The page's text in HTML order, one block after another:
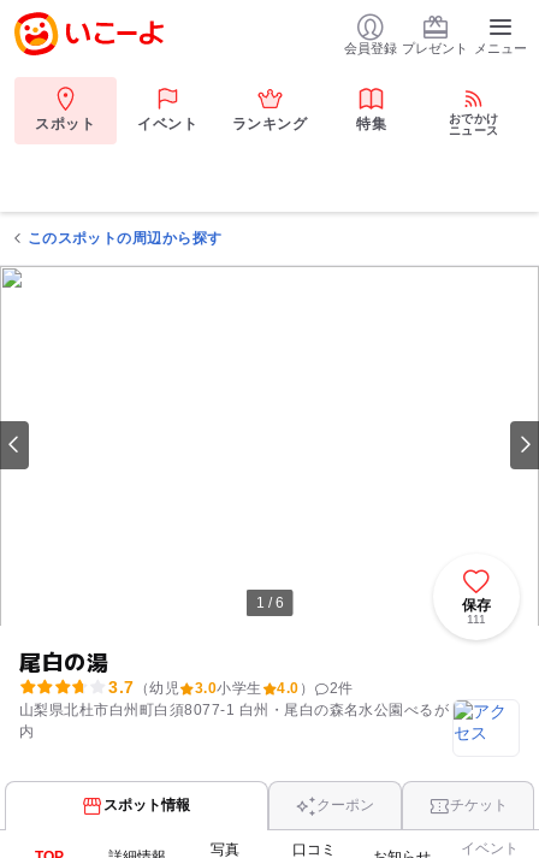
会員登録 プレゼント メニュー
スポット イベント ランキング 特集
おでかけ
ニュース
このスポットの周辺から探す
1 / 6
尾白の湯
3.7 （幼児 3.0小学生 4.0 ） 2件
山梨県北杜市白州町白須8077-1 白州・尾白の森名水公園べるが
内
保存
111
スポット情報 クーポン チケット
写真 口コミ
イベント